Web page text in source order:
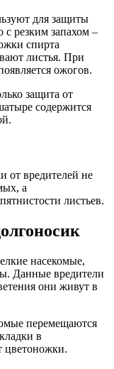
для защиты
резким запахом –
спирта
листья. При
ожогов.
защита от
содержится
от вредителей не
а
листьев.
насекомые,
Данные вредители
они живут в
перемещаются
в
цветоножки.